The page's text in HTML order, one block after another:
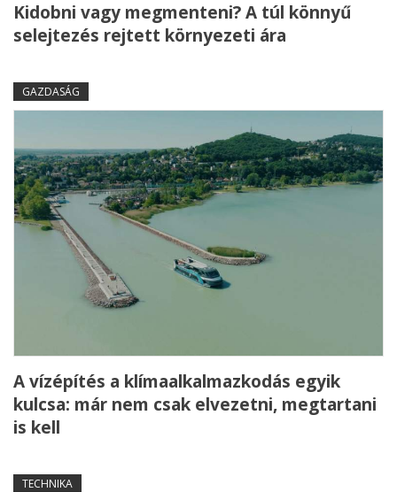
Kidobni vagy megmenteni? A túl könnyű
selejtezés rejtett környezeti ára
GAZDASÁG
A vízépítés a klímaalkalmazkodás egyik
kulcsa: már nem csak elvezetni, megtartani
is kell
TECHNIKA